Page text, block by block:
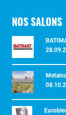
NOS SALONS